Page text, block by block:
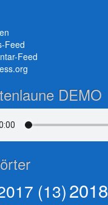
Feed
Feed
DEMO
(13)2018